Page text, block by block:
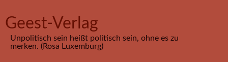
Geest-Verlag
Unpolitisch sein heißt politisch sein, ohne es zu
merken. (Rosa Luxemburg)